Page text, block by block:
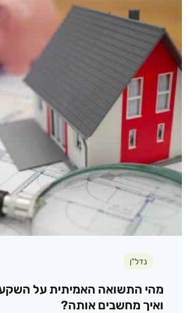
נדל"ן
מהי התשואה האמיתית על
ואיך מחשבים אותה?